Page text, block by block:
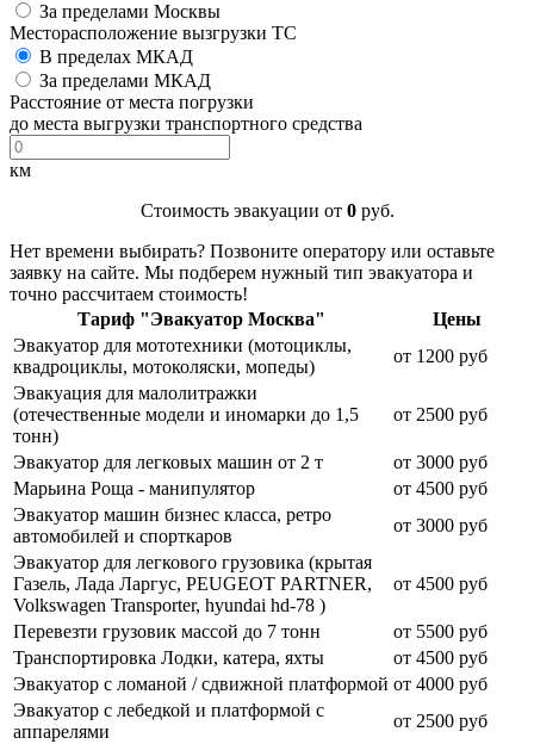
За пределами Москвы
Месторасположение вызгрузки ТС
В пределах МКАД
За пределами МКАД
Расстояние от места погрузки
до места выгрузки транспортного средства
км
Стоимость эвакуации от 0руб.
Нет времени выбирать? Позвоните оператору или оставьте
заявку на сайте. Мы подберем нужный тип эвакуатора и
точно рассчитаем стоимость!
Тариф "Эвакуатор Москва"
Цены
Эвакуатор для мототехники (мотоциклы,
квадроциклы, мотоколяски, мопеды)
от 1200 руб
Эвакуация для малолитражки
(отечественные модели и иномарки до 1,5
тонн)
от 2500 руб
Эвакуатор для легковых машин от 2 т
от 3000 руб
Марьина Роща - манипулятор
от 4500 руб
Эвакуатор машин бизнес класса, ретро
автомобилей и спорткаров
от 3000 руб
Эвакуатор для легкового грузовика (крытая
Газель, Лада Ларгус, PEUGEOT PARTNER,
Volkswagen Transporter, hyundai hd-78 )
от 4500 руб
Перевезти грузовик массой до 7 тонн
от 5500 руб
Транспортировка Лодки, катера, яхты
от 4500 руб
Эвакуатор c ломаной / сдвижной платформой от 4000 руб
Эвакуатор с лебедкой и платформой с
аппарелями
от 2500 руб